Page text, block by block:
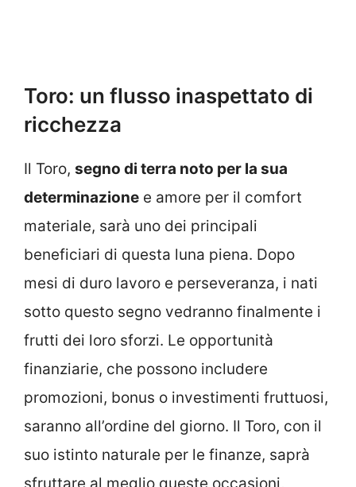
Toro: un flusso inaspettato di
ricchezza
Il Toro, segno di terra noto per la sua
determinazione e amore per il comfort
materiale, sarà uno dei principali
beneficiari di questa luna piena. Dopo
mesi di duro lavoro e perseveranza, i nati
sotto questo segno vedranno finalmente i
frutti dei loro sforzi. Le opportunità
finanziarie, che possono includere
promozioni, bonus o investimenti fruttuosi,
saranno all’ordine del giorno. Il Toro, con il
suo istinto naturale per le finanze, saprà
sfruttare al meglio queste occasioni,